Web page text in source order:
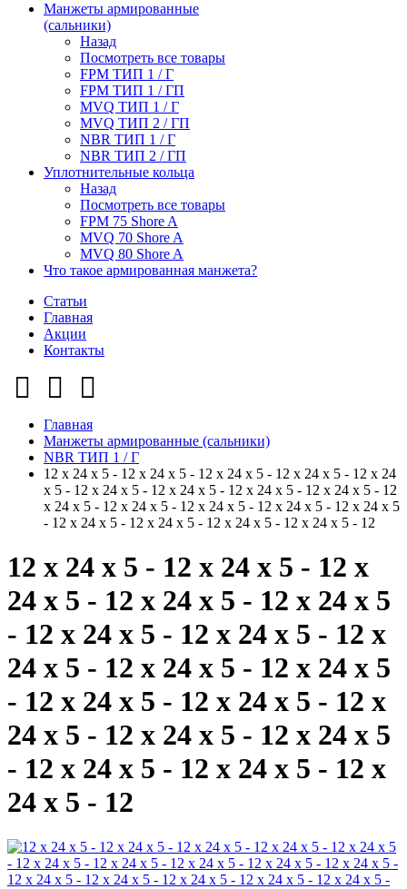
Манжеты армированные
(сальники)
Назад
Посмотреть все товары
FPM ТИП 1 / Г
FPM ТИП 1 / ГП
MVQ ТИП 1 / Г
MVQ ТИП 2 / ГП
NBR ТИП 1 / Г
NBR ТИП 2 / ГП
Уплотнительные кольца
Назад
Посмотреть все товары
FPM 75 Shore A
MVQ 70 Shore A
MVQ 80 Shore A
Что такое армированная манжета?
Статьи
Главная
Акции
Контакты
Главная
Манжеты армированные (сальники)
NBR ТИП 1 / Г
12 x 24 x 5 - 12 x 24 x 5 - 12 x 24 x 5 - 12 x 24 x 5 - 12 x 24
x 5 - 12 x 24 x 5 - 12 x 24 x 5 - 12 x 24 x 5 - 12 x 24 x 5 - 12
x 24 x 5 - 12 x 24 x 5 - 12 x 24 x 5 - 12 x 24 x 5 - 12 x 24 x 5
- 12 x 24 x 5 - 12 x 24 x 5 - 12 x 24 x 5 - 12 x 24 x 5 - 12
12 x 24 x 5 - 12 x 24 x 5 - 12 x
24 x 5 - 12 x 24 x 5 - 12 x 24 x 5
- 12 x 24 x 5 - 12 x 24 x 5 - 12 x
24 x 5 - 12 x 24 x 5 - 12 x 24 x 5
- 12 x 24 x 5 - 12 x 24 x 5 - 12 x
24 x 5 - 12 x 24 x 5 - 12 x 24 x 5
- 12 x 24 x 5 - 12 x 24 x 5 - 12 x
24 x 5 - 12